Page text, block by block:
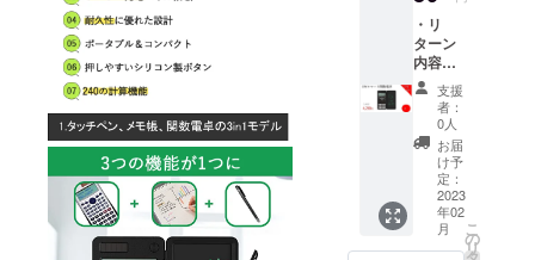
産効率
が向上
した場
合、正
規販売
価格が
販売予
定価格
より下
がる可
能性も
ござい
ます。
になり
ます。
※ご注文
状況、
使用部
材の供
給状
況、製
造工程
上の都
合等に
より出
荷時期
が遅れ
・リ
ターン
内容：
DIYス
マート
関数電
卓x 1
セット
・一般
販売予
定価
格：
5,480円
支援
者：
0人
お届
け予
定：
2023
年02
月
こ
の
リ